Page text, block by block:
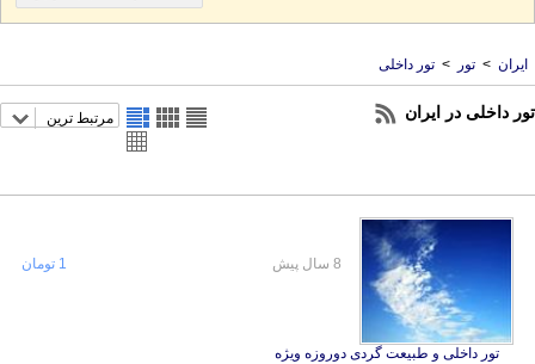
ایران > تور > تور داخلی
تور داخلی در ایران مرتبط ترین
تور داخلی و طبیعت گردی دوروزه ویژه
8 سال پیش 1 تومان